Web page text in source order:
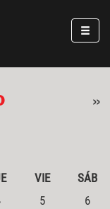
»
VIE
SÁB
5
6